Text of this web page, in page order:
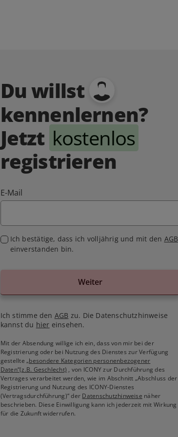
Du willst
kennenlernen?
Jetzt kostenlos
registrieren
E-Mail
Ich bestätige, dass ich volljährig und mit den AGB
einverstanden bin.
Weiter
Ich stimme den AGB zu. Die Datenschutzhinweise
kannst du hier einsehen.
Mit der Absendung willige ich ein, dass von mir bei der
Registrierung oder bei Nutzung des Dienstes zur Verfügung
gestellte„besondere Kategorien personenbezogener
Daten“(z.B. Geschlecht) , von ICONY zur Durchführung des
Vertrages verarbeitet werden, wie im Abschnitt „Abschluss der
Registrierung und Nutzung des ICONY-Dienstes
(Vertragsdurchführung)“ der Datenschutzhinweise näher
beschrieben. Diese Einwilligung kann ich jederzeit mit Wirkung
für die Zukunft widerrufen.